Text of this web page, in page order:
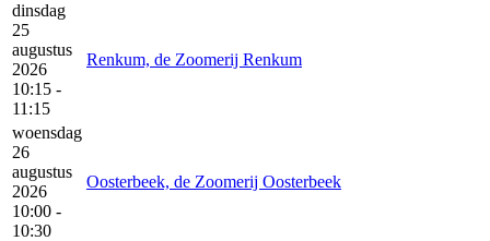
dinsdag
25
augustus
2026
10:15 -
11:15
Renkum, de Zoomerij Renkum
woensdag
26
augustus
2026
10:00 -
10:30
Oosterbeek, de Zoomerij Oosterbeek